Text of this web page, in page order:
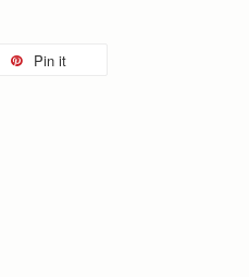
Pin it